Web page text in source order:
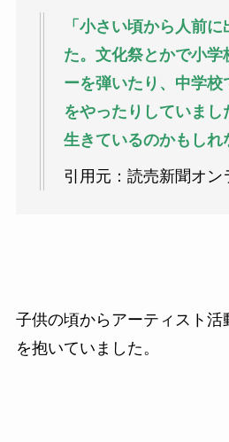
「小さい頃から人前
た。文化祭とかで小学
ーを弾いたり、中学校
をやったりしていまし
生きているのかもしれ
引用元：読売新聞オン
子供の頃からアーティスト活
を抱いていました。